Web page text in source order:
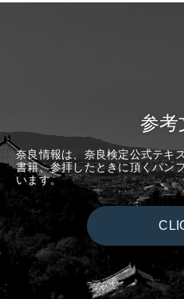
参考
奈良情報は、奈良検定公式テキ
書籍、参拝したときに頂くパン
います。